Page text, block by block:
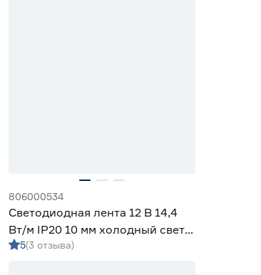
806000534
Светодиодная лента 12 В 14,4
Вт/м IP20 10 мм холодный свет 5
м Smartbuy
5(3 отзыва)